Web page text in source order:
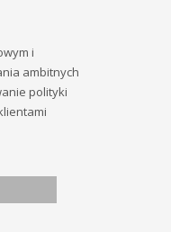
i
ambitnych
polityki